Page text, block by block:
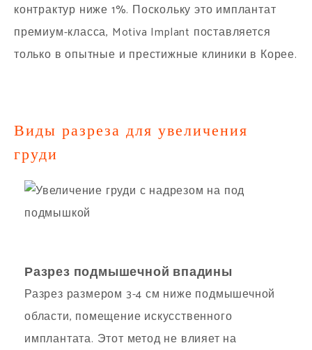
контрактур ниже 1%. Поскольку это имплантат
премиум-класса, Motiva Implant поставляется
только в опытные и престижные клиники в Корее.
Виды разреза для увеличения
груди
Разрез подмышечной впадины
Разрез размером 3-4 см ниже подмышечной
области, помещение искусственного
имплантата. Этот метод не влияет на